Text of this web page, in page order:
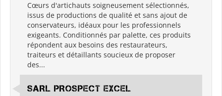
Cœurs d'artichauts soigneusement sélectionnés,
issus de productions de qualité et sans ajout de
conservateurs, idéaux pour les professionnels
exigeants. Conditionnés par palette, ces produits
répondent aux besoins des restaurateurs,
traiteurs et détaillants soucieux de proposer
des...
SARL PROSPECT EXCEL